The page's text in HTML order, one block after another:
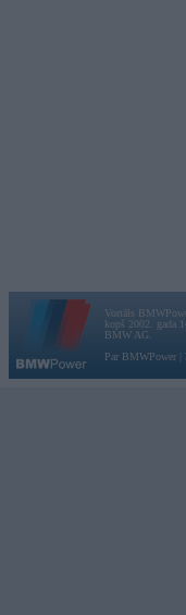
Vortāls
kopš 2002. gada
BMW AG.
Par BMWPower